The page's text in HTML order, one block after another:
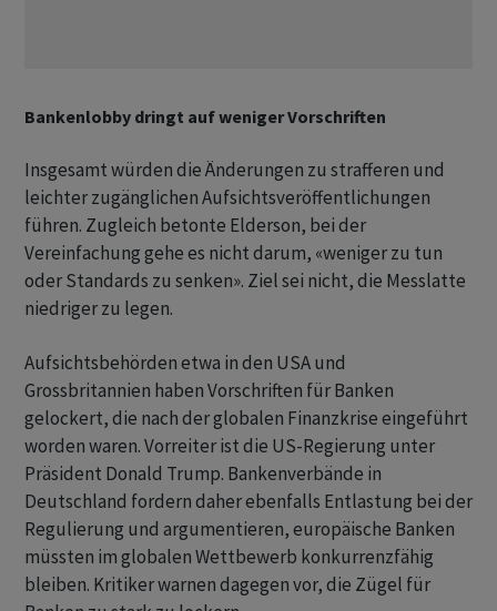
Bankenlobby dringt auf weniger Vorschriften
Insgesamt würden die Änderungen zu strafferen und
leichter zugänglichen Aufsichtsveröffentlichungen
führen. Zugleich betonte Elderson, bei der
Vereinfachung gehe es nicht darum, «weniger zu tun
oder Standards zu senken». Ziel sei nicht, die Messlatte
niedriger zu legen.
Aufsichtsbehörden etwa in den USA und
Grossbritannien haben Vorschriften für Banken
gelockert, die nach der globalen Finanzkrise eingeführt
worden waren. Vorreiter ist die US-Regierung unter
Präsident Donald Trump. Bankenverbände in
Deutschland fordern daher ebenfalls Entlastung bei der
Regulierung und argumentieren, europäische Banken
müssten im globalen Wettbewerb konkurrenzfähig
bleiben. Kritiker warnen dagegen vor, die Zügel für